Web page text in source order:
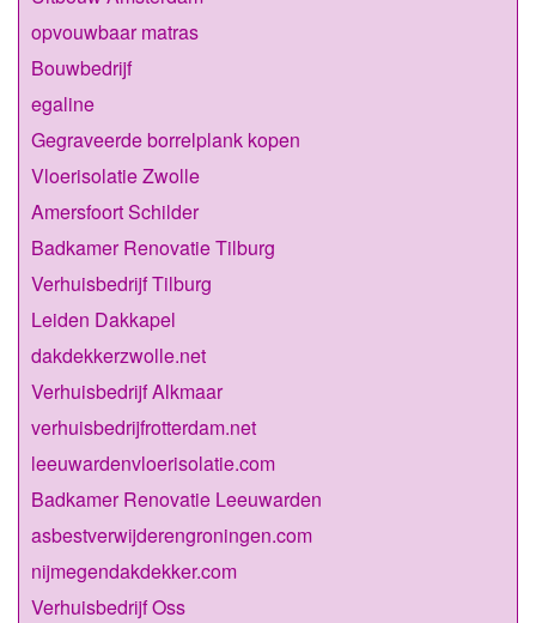
opvouwbaar matras
Bouwbedrijf
egaline
Gegraveerde borrelplank kopen
Vloerisolatie Zwolle
Amersfoort Schilder
Badkamer Renovatie Tilburg
Verhuisbedrijf Tilburg
Leiden Dakkapel
dakdekkerzwolle.net
Verhuisbedrijf Alkmaar
verhuisbedrijfrotterdam.net
leeuwardenvloerisolatie.com
Badkamer Renovatie Leeuwarden
asbestverwijderengroningen.com
nijmegendakdekker.com
Verhuisbedrijf Oss